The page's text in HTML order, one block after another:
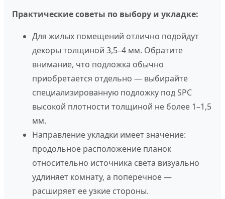
Практические советы по выбору и укладке:
Для жилых помещений отлично подойдут
декоры толщиной 3,5–4 мм. Обратите
внимание, что подложка обычно
приобретается отдельно — выбирайте
специализированную подложку под SPC
высокой плотности толщиной не более 1–1,5
мм.
Направление укладки имеет значение:
продольное расположение планок
относительно источника света визуально
удлиняет комнату, а поперечное —
расширяет ее узкие стороны.